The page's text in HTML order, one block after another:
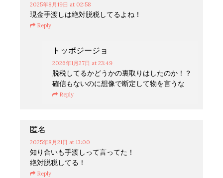
2025年8月19日 at 02:58
現金手渡しは絶対脱税してるよね！
Reply
トッポジージョ
2026年1月27日 at 23:49
脱税してるかどうかの裏取りはしたのか！？
確信もないのに想像で断定して物を言うな
Reply
匿名
2025年8月21日 at 13:00
知り合いも手渡しって言ってた！
絶対脱税してる！
Reply